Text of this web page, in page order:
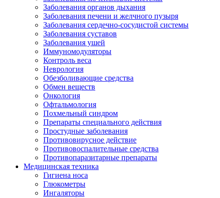
Заболевания органов дыхания
Заболевания печени и желчного пузыря
Заболевания сердечно-сосудистой системы
Заболевания суставов
Заболевания ушей
Иммуномодуляторы
Контроль веса
Неврология
Обезболивающие средства
Обмен веществ
Онкология
Офтальмология
Похмельный синдром
Препараты специального действия
Простудные заболевания
Противовирусное действие
Противовоспалительные средства
Противопаразитарные препараты
Медицинская техника
Гигиена носа
Глюкометры
Ингаляторы